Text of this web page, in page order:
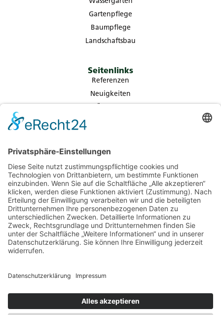
Gartenpflege
Baumpflege
Landschaftsbau
Seitenlinks
Referenzen
Neuigkeiten
Rechtliches
Datenschutz
Impressum
Sitemap
Partner